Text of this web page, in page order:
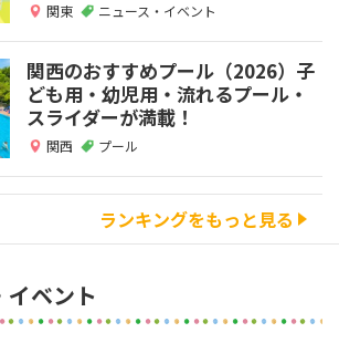
関東 ニュース・イベント
関西のおすすめプール（2026）子
ども用・幼児用・流れるプール・
スライダーが満載！
関西 プール
ランキングをもっと見る
イベント